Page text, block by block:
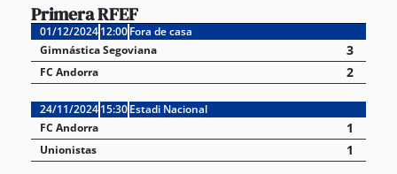
Primera RFEF
01/12/202412:00Fora de casa
Gimnástica Segoviana
3
FC Andorra 2
24/11/202415:30Estadi Nacional
FC Andorra
1
Unionistas 1